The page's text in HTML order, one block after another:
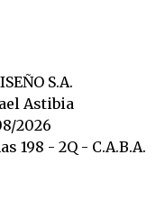
S.A.
Astibia
2026
198 - 2Q - C.A.B.A.